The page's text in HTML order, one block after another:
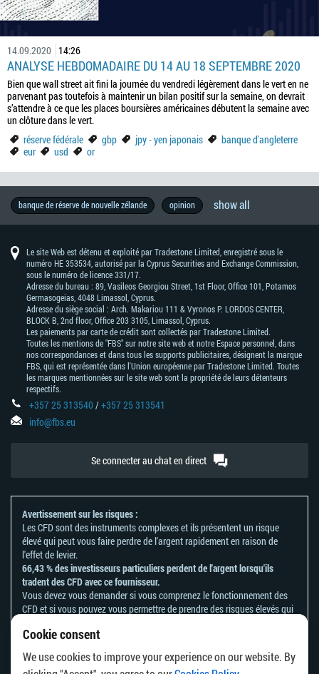
Cookie consent
We use cookies to improve your experience on our website. By
14.09.2020 14:26
ANALYSE HEBDOMADAIRE DU 14 AU 18 SEPTEMBRE 2020
Bien que wall street ait fini la journée du vendredi légèrement dans le vert en ne
parvenant pas toutefois à maintenir un bilan positif sur la semaine, on devrait
s’attendre à ce que les places boursières américaines débutent la semaine avec
un clôture dans le vert.
réserve fédérale
gbp jpy - yen japonais
banque d'angleterre
eur
usd or
banque de réserve de nouvelle zélande opinion
industrie
manufacturière
brexit
thb
géopolitique
produit
de
base
économie
vocabulaire
du
trader
réserve
fédérale
wall
street
copytrade
metal
forexfactory
brl
success
story
prévision
du
marché
7
jours
programme
ib
de
aud
-
dollar
interview
forex
exchange
calendrier
économique
stratégie
de
trading
élections
réunion
de
la
centrale
or
éducation
forex
chf
-
franc
actualités
de
l'europe
pétrole
metatrader
australie
rba
-
reserve
of
australia
boj
-
bank
japan
style
de
vie
brent
mxn
forex
indicators
mt4
traders
célèbres
eur
guerres
commerciales
chine
jpy
-
yen
nzd
-
dollar
zélandais
industrie
perspectives
du
marché
inflation
u.s.
idr
détaillants
zar
-
south
rand
analyse
fondamentale
banque
d'angleterre
analyse
technique
dow
jones
industrial
wti
-
west
intermediate
asie
usd
ce
que
tout
devrait
connaitre
fun
tradez
en
vous
sur
les
actualités
éducation
brésil
afrique
du
sud
dax30
cad
-
dollar
données
économiques
trading
de
tendance
croissance
ecb
pib
essayez
dès
maintenant
signaux
forex
profit
pbc
-
people's
of
china
boc
-
bank
canada
taux
d’intérêt
gbp
débutants
succès
taiwan
trump
motivation
marché
boursier
trading
forex
devises
compétences
de
trading
prix
allemagne
nfp
cnh show all
Le site Web est détenu et exploité par Tradestone Limited, enregistré sous le
numéro HE 353534, autorisé par la Cyprus Securities and Exchange Commission,
sous le numéro de licence 331/17.
Adresse du bureau : 89, Vasileos Georgiou Street, 1st Floor, Office 101, Potamos
Germasogeias, 4048 Limassol, Cyprus.
Adresse du siège social : Arch. Makariou 111 & Vyronos Р. LORDOS CENTER,
BLOCK В, 2nd floor, Office 203 3105, Limassol, Cyprus.
Les paiements par carte de crédit sont collectés par Tradestone Limited.
Toutes les mentions de "FBS" sur notre site web et notre Espace personnel, dans
nos correspondances et dans tous les supports publicitaires, désignent la marque
FBS, qui est représentée dans l'Union européenne par Tradestone Limited. Toutes
les marques mentionnées sur le site web sont la propriété de leurs détenteurs
respectifs.
+357 25 313540/+357 25 313541
info@fbs.eu
Se connecter au chat en direct
Avertissement sur les risques :
Les CFD sont des instruments complexes et ils présentent un risque
élevé qui peut vous faire perdre de l'argent rapidement en raison de
l'effet de levier.
66,43 % des investisseurs particuliers perdent de l'argent lorsqu'ils
tradent des CFD avec ce fournisseur.
Vous devez vous demander si vous comprenez le fonctionnement des
CFD et si vous pouvez vous permettre de prendre des risques élevés qui
Veuillez vous référer à notre
de divulgation des risques
Les informations contenues sur ce site ne s'adressent pas aux résidents